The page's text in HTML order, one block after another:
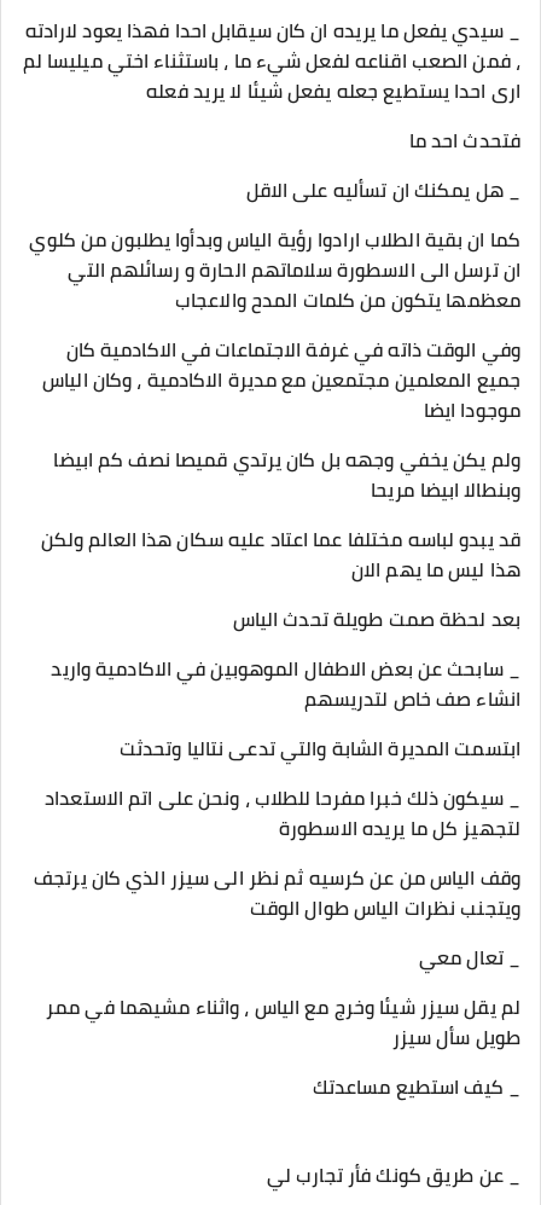
_ سيدي يفعل ما يريده ان كان سيقابل احدا فهذا يعود لارادته
، فمن الصعب اقناعه لفعل شيء ما ، باستثناء اختي ميليسا لم
ارى احدا يستطيع جعله يفعل شيئا لا يريد فعله
فتحدث احد ما
_ هل يمكنك ان تسأليه على الاقل
كما ان بقية الطلاب ارادوا رؤية الياس وبدأوا يطلبون من كلوي
ان ترسل الى الاسطورة سلاماتهم الحارة و رسائلهم التي
معظمها يتكون من كلمات المدح والاعجاب
وفي الوقت ذاته في غرفة الاجتماعات في الاكادمية كان
جميع المعلمين مجتمعين مع مديرة الاكادمية ، وكان الياس
موجودا ايضا
ولم يكن يخفي وجهه بل كان يرتدي قميصا نصف كم ابيضا
وبنطالا ابيضا مريحا
قد يبدو لباسه مختلفا عما اعتاد عليه سكان هذا العالم ولكن
هذا ليس ما يهم الان
بعد لحظة صمت طويلة تحدث الياس
_ سابحث عن بعض الاطفال الموهوبين في الاكادمية واريد
انشاء صف خاص لتدريسهم
ابتسمت المديرة الشابة والتي تدعى نتاليا وتحدثت
_ سيكون ذلك خبرا مفرحا للطلاب ، ونحن على اتم الاستعداد
لتجهيز كل ما يريده الاسطورة
وقف الياس من عن كرسيه ثم نظر الى سيزر الذي كان يرتجف
ويتجنب نظرات الياس طوال الوقت
_ تعال معي
لم يقل سيزر شيئا وخرج مع الياس ، واثناء مشيهما في ممر
طويل سأل سيزر
_ كيف استطيع مساعدتك
_ عن طريق كونك فأر تجارب لي